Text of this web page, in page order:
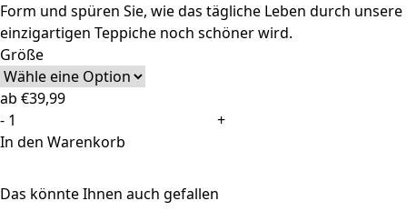
Form und spüren Sie, wie das tägliche Leben durch unsere
einzigartigen Teppiche noch schöner wird.
Größe
ab €39,99
Teppich
Dream
Creme
-
+
In den Warenkorb
Das könnte Ihnen auch gefallen